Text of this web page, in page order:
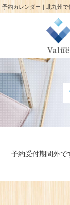
予約カレンダー｜北九州
予約受付期間外で